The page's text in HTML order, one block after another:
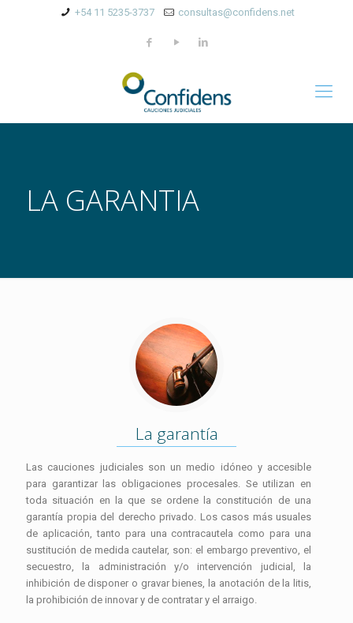
+54 11 5235-3737 consultas@confidens.net
LA GARANTIA
La garantía
Las cauciones judiciales son un medio idóneo y accesible
para garantizar las obligaciones procesales. Se utilizan en
toda situación en la que se ordene la constitución de una
garantía propia del derecho privado. Los casos más usuales
de aplicación, tanto para una contracautela como para una
sustitución de medida cautelar, son: el embargo preventivo, el
secuestro, la administración y/o intervención judicial, la
inhibición de disponer o gravar bienes, la anotación de la litis,
la prohibición de innovar y de contratar y el arraigo.